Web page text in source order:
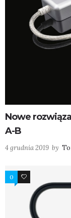
Nowe
A-B
4 grudnia 2019 by
0 1